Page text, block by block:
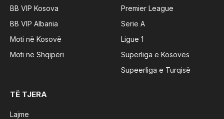
BB VIP Kosova
BB VIP Albania
Moti në Kosovë
Moti në Shqipëri
Premier League
Serie A
Ligue 1
Superliga e Kosovës
Supeerliga e Turqisë
TË TJERA
Lajme